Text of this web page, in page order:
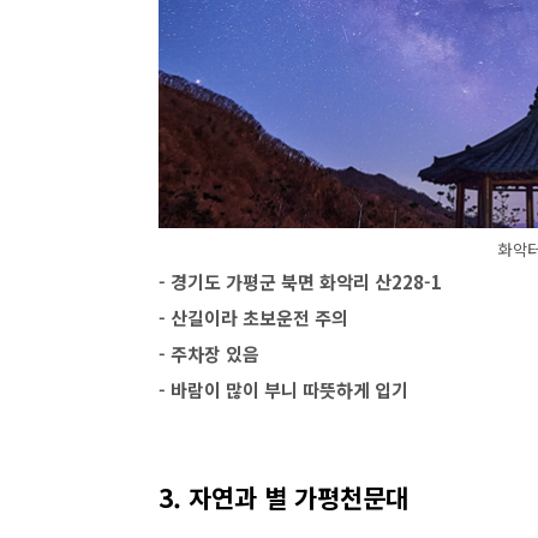
화악
- 경기도 가평군 북면 화악리 산228-1
- 산길이라 초보운전 주의
- 주차장 있음
- 바람이 많이 부니 따뜻하게 입기
3. 자연과 별 가평천문대